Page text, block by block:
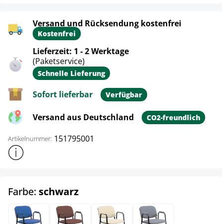
Versand und Rücksendung kostenfrei
Kostenfrei
Lieferzeit: 1 - 2 Werktage
(Paketservice)
Schnelle Lieferung
Sofort lieferbar Verfügbar
Versand aus Deutschland CO2-freundlich
Artikelnummer: 151795001
Weitere Produktinformationen anzeigen
Farbe: schwarzauswählen